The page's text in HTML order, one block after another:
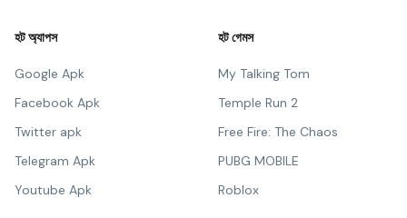
হট অ্যাপস
Google Apk
Facebook Apk
Twitter apk
Telegram Apk
Youtube Apk
হট গেমস
My Talking Tom
Temple Run 2
Free Fire: The Chaos
PUBG MOBILE
Roblox